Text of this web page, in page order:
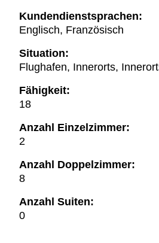
Kundendienstsprachen:
Englisch, Französisch
Situation:
Flughafen, Innerorts,
Fähigkeit:
18
Anzahl Einzelzimmer:
2
Anzahl Doppelzimmer:
8
Anzahl Suiten:
0